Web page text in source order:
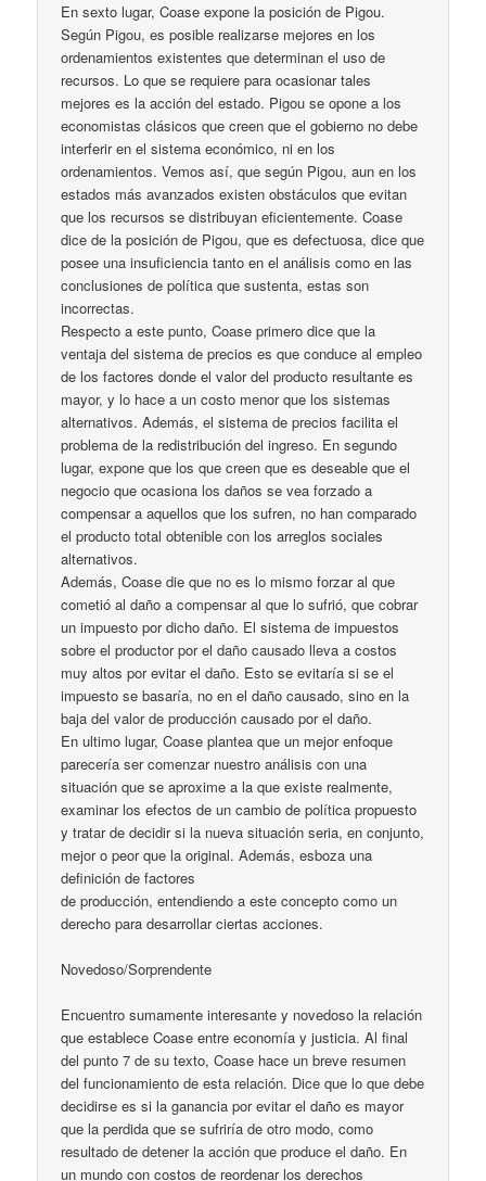
En sexto lugar, Coase expone la posición de Pigou.
Según Pigou, es posible realizarse mejores en los
ordenamientos existentes que determinan el uso de
recursos. Lo que se requiere para ocasionar tales
mejores es la acción del estado. Pigou se opone a los
economistas clásicos que creen que el gobierno no debe
interferir en el sistema económico, ni en los
ordenamientos. Vemos así, que según Pigou, aun en los
estados más avanzados existen obstáculos que evitan
que los recursos se distribuyan eficientemente. Coase
dice de la posición de Pigou, que es defectuosa, dice que
posee una insuficiencia tanto en el análisis como en las
conclusiones de política que sustenta, estas son
incorrectas.
Respecto a este punto, Coase primero dice que la
ventaja del sistema de precios es que conduce al empleo
de los factores donde el valor del producto resultante es
mayor, y lo hace a un costo menor que los sistemas
alternativos. Además, el sistema de precios facilita el
problema de la redistribución del ingreso. En segundo
lugar, expone que los que creen que es deseable que el
negocio que ocasiona los daños se vea forzado a
compensar a aquellos que los sufren, no han comparado
el producto total obtenible con los arreglos sociales
alternativos.
Además, Coase die que no es lo mismo forzar al que
cometió al daño a compensar al que lo sufrió, que cobrar
un impuesto por dicho daño. El sistema de impuestos
sobre el productor por el daño causado lleva a costos
muy altos por evitar el daño. Esto se evitaría si se el
impuesto se basaría, no en el daño causado, sino en la
baja del valor de producción causado por el daño.
En ultimo lugar, Coase plantea que un mejor enfoque
parecería ser comenzar nuestro análisis con una
situación que se aproxime a la que existe realmente,
examinar los efectos de un cambio de política propuesto
y tratar de decidir si la nueva situación seria, en conjunto,
mejor o peor que la original. Además, esboza una
definición de factores
de producción, entendiendo a este concepto como un
derecho para desarrollar ciertas acciones.
Novedoso/Sorprendente
Encuentro sumamente interesante y novedoso la relación
que establece Coase entre economía y justicia. Al final
del punto 7 de su texto, Coase hace un breve resumen
del funcionamiento de esta relación. Dice que lo que debe
decidirse es si la ganancia por evitar el daño es mayor
que la perdida que se sufriría de otro modo, como
resultado de detener la acción que produce el daño. En
un mundo con costos de reordenar los derechos